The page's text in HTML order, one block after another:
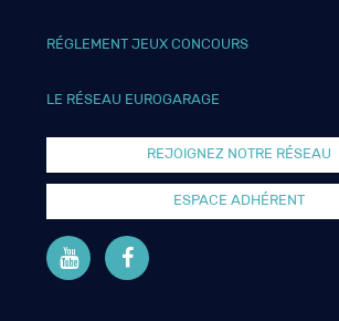
RÉGLEMENT JEUX CONCOURS
LE RÉSEAU EUROGARAGE
REJOIGNEZ NOTRE RÉSEAU
ESPACE ADHÉRENT